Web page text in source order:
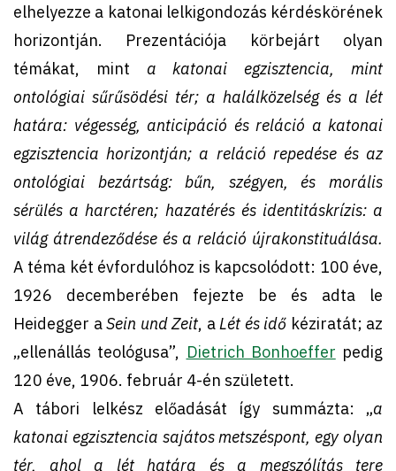
elhelyezze a katonai lelkigondozás kérdéskörének
horizontján. Prezentációja körbejárt olyan
témákat, mint a katonai egzisztencia, mint
ontológiai sűrűsödési tér; a halálközelség és a lét
határa: végesség, anticipáció és reláció a katonai
egzisztencia horizontján; a reláció repedése és az
ontológiai bezártság: bűn, szégyen, és morális
sérülés a harctéren; hazatérés és identitáskrízis: a
világ átrendeződése és a reláció újrakonstituálása.
A téma két évfordulóhoz is kapcsolódott: 100 éve,
1926 decemberében fejezte be és adta le
Heidegger aSein und Zeit, aLét és idő kéziratát; az
„ellenállás teológusa”, Dietrich Bonhoeffer pedig
120 éve, 1906. február 4-én született.
A tábori lelkész előadását így summázta: „a
katonai egzisztencia sajátos metszéspont, egy olyan
tér, ahol a lét határa és a megszólítás tere